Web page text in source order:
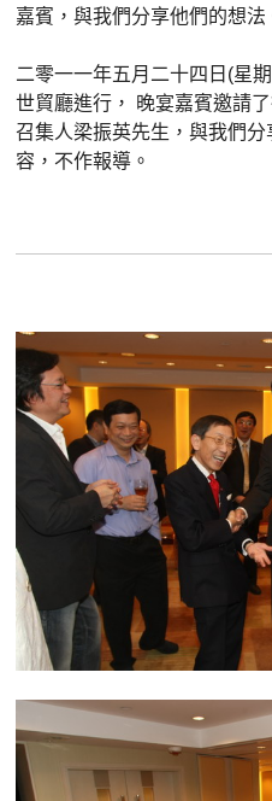
嘉賓，與我們分享他們的想法
二零一一年五月二十四日(星
世貿廳進行， 晚宴嘉賓邀請
召集人梁振英先生，與我們
容，不作報導。